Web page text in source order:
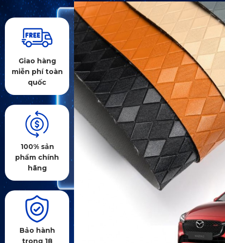
Giao hàng
miễn phí toàn
quốc
100% sản
phẩm chính
hãng
Bảo hành
trong 18